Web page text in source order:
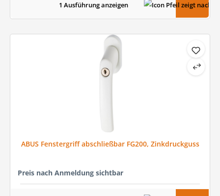
1 Ausführung anzeigen
ABUS Fenstergriff abschließbar FG200, Zinkdruckguss
Preis nach Anmeldung sichtbar